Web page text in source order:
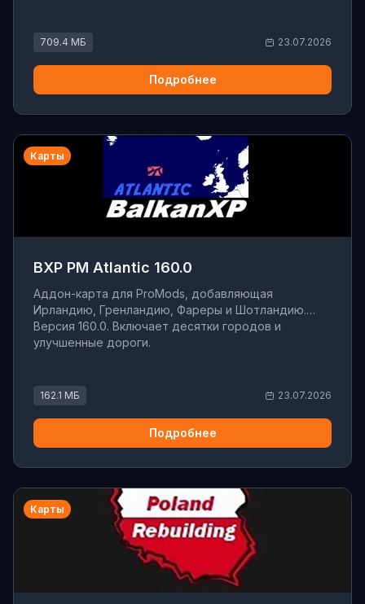
709.4 МБ 23.07.2026
Подробнее
Карты
BXP PM Atlantic 160.0
Аддон-карта для ProMods, добавляющая
Ирландию, Гренландию, Фареры и Шотландию.
Версия 160.0. Включает десятки городов и
улучшенные дороги.
162.1 МБ 23.07.2026
Подробнее
Карты